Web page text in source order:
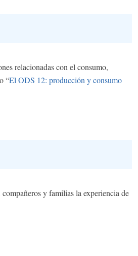
relacionadas con el consumo,
“El ODS 12: producción y consumo
y familias la experiencia de